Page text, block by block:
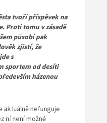
tvoří příspěvek na
Proti tomu v zásadě
působí pak
zjistí, že
s
sportem od desíti
házenou
aktuálně nefunguje
ní není možné